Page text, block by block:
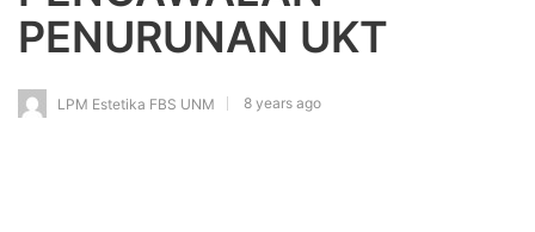
PENURUNAN UKT
LPM Estetika FBS UNM 8 years ago